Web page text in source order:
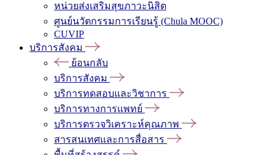
หน่วยส่งเสริมสุขภาวะนิสิต
ศูนย์นวัตกรรมการเรียนรู้ (Chula MOOC)
CUVIP
บริการสังคม
ย้อนกลับ
บริการสังคม
บริการทดสอบและวิชาการ
บริการทางการแพทย์
บริการตรวจวิเคราะห์คุณภาพ
สารสนเทศและการสื่อสาร